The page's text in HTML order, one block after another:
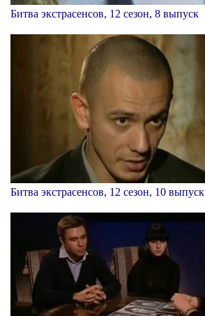
Битва экстрасенсов, 12 сезон, 8 выпуск
Битва экстрасенсов, 12 сезон, 10 выпуск